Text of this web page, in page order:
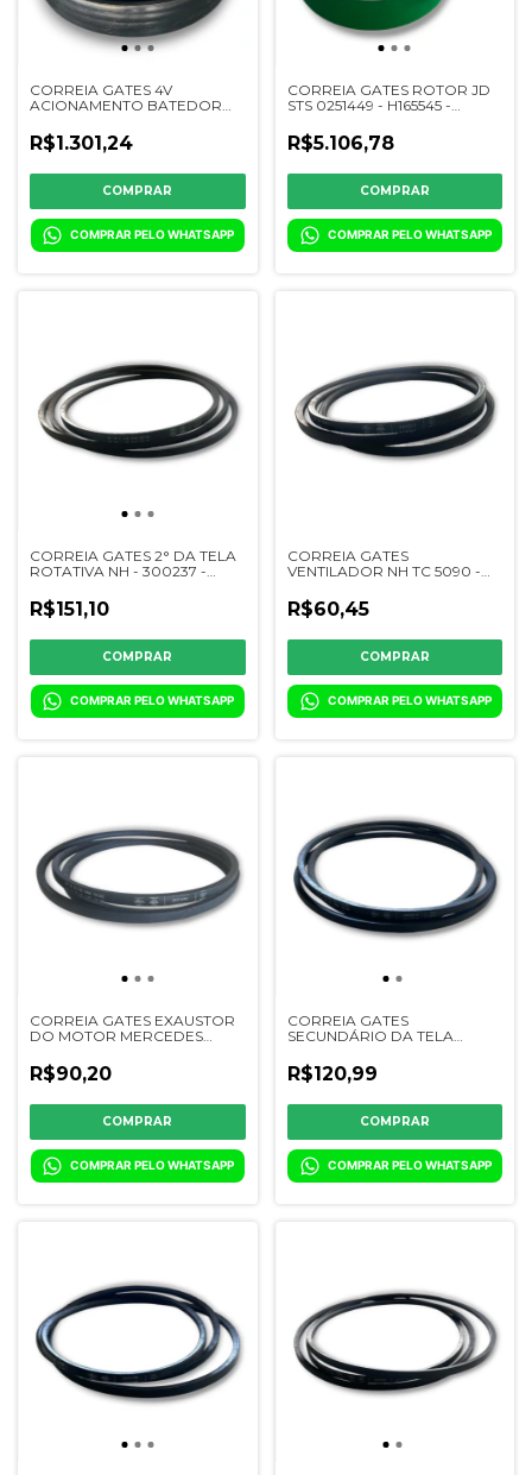
CORREIA GATES 4V
ACIONAMENTO BATEDOR
325316K - 825117
R$1.301,24
COMPRAR PELO WHATSAPP
CORREIA GATES ROTOR JD
STS 0251449 - H165545 -
HXE46027
R$5.106,78
COMPRAR PELO WHATSAPP
CORREIA GATES 2° DA TELA
ROTATIVA NH - 300237 -
R$151,10
COMPRAR PELO WHATSAPP
CORREIA GATES
VENTILADOR NH TC 5090 -
R$60,45
COMPRAR PELO WHATSAPP
CORREIA GATES EXAUSTOR
DO MOTOR MERCEDES
6200/6300/7200/7300/7500/7700/1165/1175
- 207191 - S17045
R$90,20
COMPRAR PELO WHATSAPP
CORREIA GATES
SECUNDÁRIO DA TELA
200204 - 824176
R$120,99
COMPRAR PELO WHATSAPP